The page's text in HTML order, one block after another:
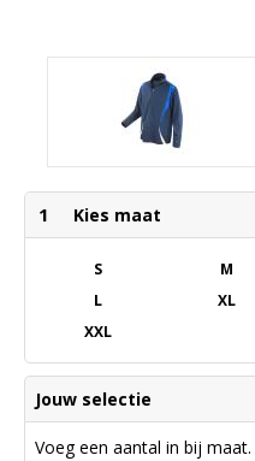
1 Kies maat
S
M
L
XL
XXL
Jouw selectie
Voeg een aantal in bij maat.